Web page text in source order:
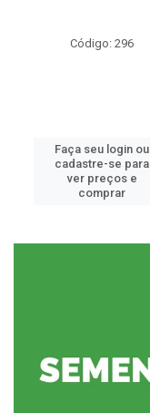
Código: 296
Faça seu login ou
cadastre-se para
ver preços e
comprar